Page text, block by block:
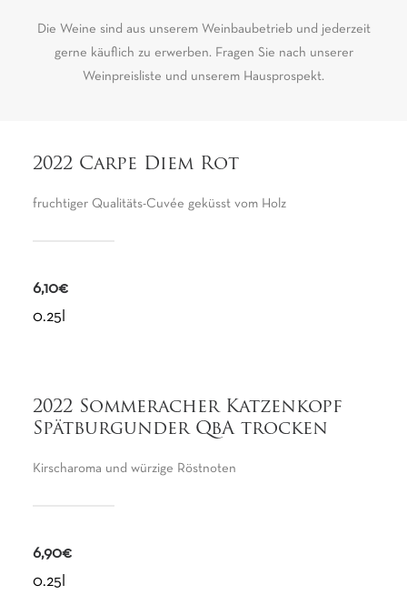
Die Weine sind aus unserem Weinbaubetrieb und jederzeit
gerne käuflich zu erwerben. Fragen Sie nach unserer
Weinpreisliste und unserem Hausprospekt.
2022 Carpe Diem Rot
fruchtiger Qualitäts-Cuvée geküsst vom Holz
6,10€
0.25l
2022 Sommeracher Katzenkopf
Spätburgunder QbA trocken
Kirscharoma und würzige Röstnoten
6,90€
0.25l